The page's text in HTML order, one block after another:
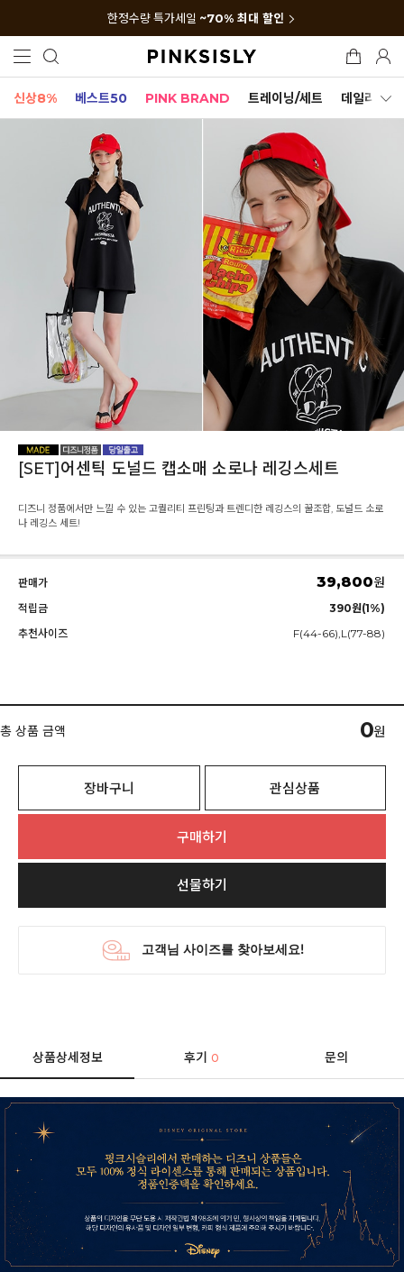
한정수량 특가세일 ~70% 최대 할인
신상8% 베스트50 PINK BRAND 트레이닝/세트 데일리세트
[SET]어센틱 도널드 캡소매 소로나 레깅스세트
디즈니 정품에서만 느낄 수 있는 고퀄리티 프린팅과 트렌디한 레깅스의 꿀조합, 도널드 소로
나 레깅스 세트!
판매가 39,800원
적립금
390원(1%)
추천사이즈
F(44-66),L(77-88)
총 상품 금액 0원
장바구니 관심상품
구매하기
선물하기
상품상세정보 후기0 문의